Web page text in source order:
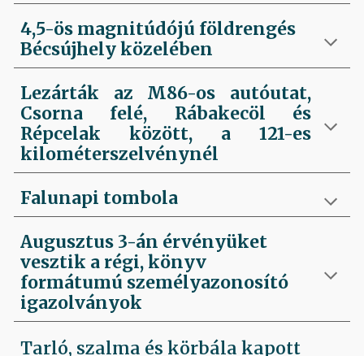
4,5-ös magnitúdójú földrengés
Bécsújhely közelében
Lezárták az M86-os autóutat,
Csorna felé, Rábakecöl és
Répcelak között, a 121-es
kilométerszelvénynél
Falunapi tombola
Augusztus 3-án érvényüket
vesztik a régi, könyv
formátumú személyazonosító
igazolványok
Tarló, szalma és körbála kapott